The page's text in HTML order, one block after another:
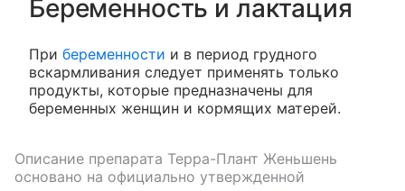
Беременность и лактация
При беременности и в период грудного
вскармливания следует применять только
продукты, которые предназначены для
беременных женщин и кормящих матерей.
Описание препарата Терра-Плант Женьшень
основано на официально утвержденной